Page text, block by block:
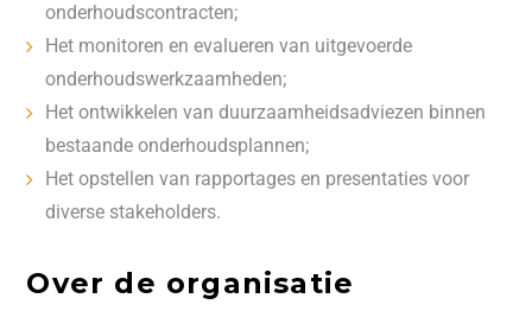
onderhoudscontracten;
Het monitoren en evalueren van uitgevoerde
onderhoudswerkzaamheden;
Het ontwikkelen van duurzaamheidsadviezen binnen
bestaande onderhoudsplannen;
Het opstellen van rapportages en presentaties voor
diverse stakeholders.
Over de organisatie